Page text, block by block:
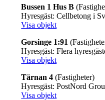
Bussen 1 Hus B
Hyresgäst: Cellbetong i
Visa objekt
Gorsinge 1:91
Hyresgäst: Flera
Visa objekt
Tärnan 4 (Fastigheter)
Hyresgäst: PostNord
Visa objekt